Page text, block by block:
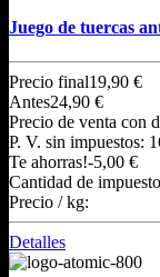
Juego de tuercas
Precio final19,90 €
Antes24,90 €
Precio de venta con
P. V. sin impuestos:
Te ahorras!-5,00 €
Cantidad de
Precio / kg:
Detalles